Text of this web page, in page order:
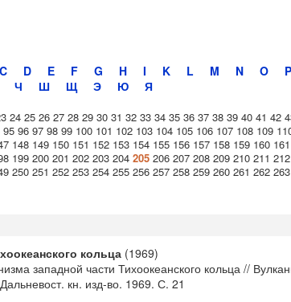
C D E F G H I K L M N O P
Ч Ш Щ Э Ю Я
24 25 26 27 28 29 30 31 32 33 34 35 36 37 38 39 40 41 42
95 96 97 98 99 100 101 102 103 104 105 106 107 108 109
148 149 150 151 152 153 154 155 156 157 158 159 160 161
199 200 201 202 203 204 205 206 207 208 209 210 211 212
250 251 252 253 254 255 256 257 258 259 260 261 262 263
кольца (1969)
западной части Тихоокеанского кольца //
кн. изд-во. 1969. С. 21